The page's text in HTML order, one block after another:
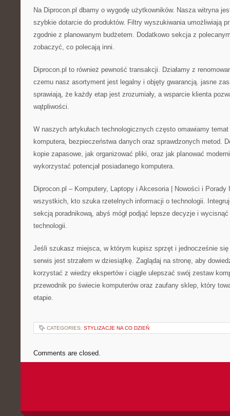
Na Diprocon.pl dbamy o wygodę użytkowników. Nasza witryna
szybkie dotarcie do produktów. Filtry wyszukiwania umożliwiają
zgodnie z planowanym budżetem. Dodatkowo sekcja z
zobaczyć, co polecają inni.
Diprocon.pl to również pewność transakcji. Działamy z
czemu nasz asortyment jest legalny i objęty gwarancją. jasne
sprawiają, że każdy etap jest zrozumiały, a wsparcie klienta
wątpliwości.
W naszych artykułach technologicznych często omawiamy
komputera, bezpieczeństwa danych oraz sprawdzonych metod.
kopie zapasowe, jak organizować pliki, oraz jak planować
wykorzystać potencjał posiadanego komputera.
Diprocon.pl – Komputery, Laptopy i Akcesoria | Nowości i Porady
wszystkich, kto szuka rzetelnych informacji o technologii.
sekcją poradnikową, abyś mógł podjąć lepsze decyzje i
technologii.
Jeśli szukasz miejsca, w którym kupisz sprzęt i jednocześnie
serwis jest strzałem w dziesiątkę. Zaglądaj na stronę, aby
korzystać z wiedzy ekspertów i ciągle ulepszać swój zestaw
przewodnik po świecie komputerów oraz zaufany sklep, który
etapie.
CATEGORIES: STYLIZACJE NA CO DZIEŃ
Comments are closed.